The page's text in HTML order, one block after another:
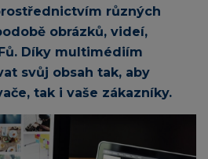
různých
obrázků, videí,
Díky multimédiím
svůj obsah tak, aby
tak i vaše zákazníky.